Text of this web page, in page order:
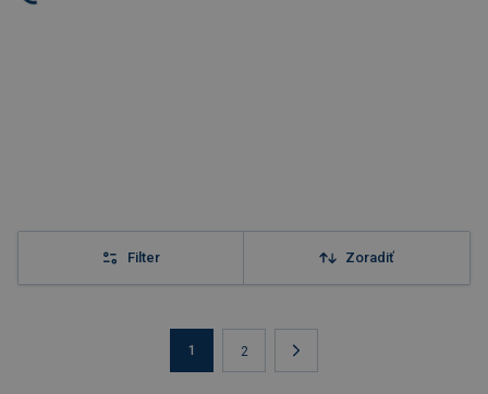
Filter Zoradiť
1 2